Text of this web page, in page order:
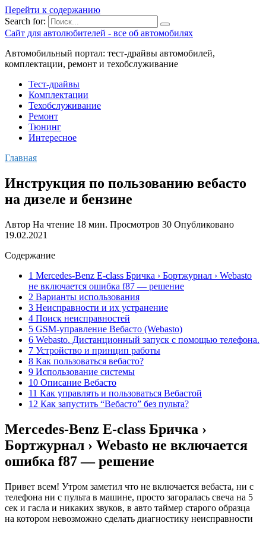
Перейти к содержанию
Search for:
Сайт для автолюбителей - все об автомобилях
Автомобильный портал: тест-драйвы автомобилей,
комплектации, ремонт и техобслуживание
Тест-драйвы
Комплектации
Техобслуживание
Ремонт
Тюнинг
Интересное
Главная
Инструкция по пользованию вебасто
на дизеле и бензине
Автор На чтение 18 мин. Просмотров 30 Опубликовано
19.02.2021
Содержание
1 Mercedes-Benz E-class Бричка › Бортжурнал › Webasto
не включается ошибка f87 — решение
2 Варианты использования
3 Неисправности и их устранение
4 Поиск неисправностей
5 GSM-управление Вебасто (Webasto)
6 Webasto. Дистанционный запуск с помощью телефона.
7 Устройство и принцип работы
8 Как пользоваться вебасто?
9 Использование системы
10 Описание Вебасто
11 Как управлять и пользоваться Вебастой
12 Как запустить “Вебасто” без пульта?
Mercedes-Benz E-class Бричка ›
Бортжурнал › Webasto не включается
ошибка f87 — решение
Привет всем! Утром заметил что не включается вебаста, ни с
телефона ни с пульта в машине, просто загоралась свеча на 5
сек и гасла и никаких звуков, в авто таймер старого образца
на котором невозможно сделать диагностику неисправности